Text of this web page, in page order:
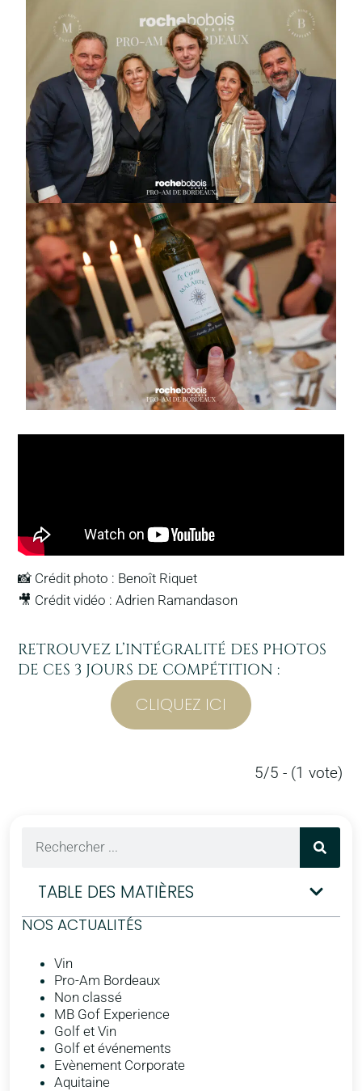
📸 Crédit photo : Benoît Riquet
🎥 Crédit vidéo : Adrien Ramandason
RETROUVEZ L’INTÉGRALITÉ DES PHOTOS
DE CES 3 JOURS DE COMPÉTITION :
CLIQUEZ ICI
5/5 - (1 vote)
TABLE DES MATIÈRES
NOS ACTUALITÉS
Vin
Pro-Am Bordeaux
Non classé
MB Gof Experience
Golf et Vin
Golf et événements
Evènement Corporate
Aquitaine